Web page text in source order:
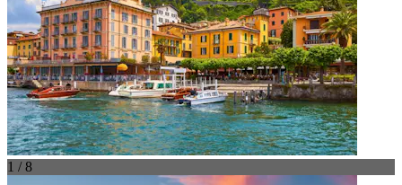
1 / 8